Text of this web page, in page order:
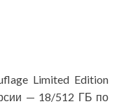
Limited Edition
— 18/512 ГБ по